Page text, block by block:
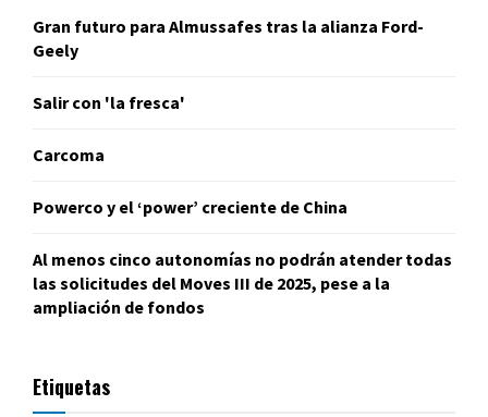
Gran futuro para Almussafes tras la alianza Ford-
Geely
Salir con 'la fresca'
Carcoma
Powerco y el ‘power’ creciente de China
Al menos cinco autonomías no podrán atender todas
las solicitudes del Moves III de 2025, pese a la
ampliación de fondos
Etiquetas